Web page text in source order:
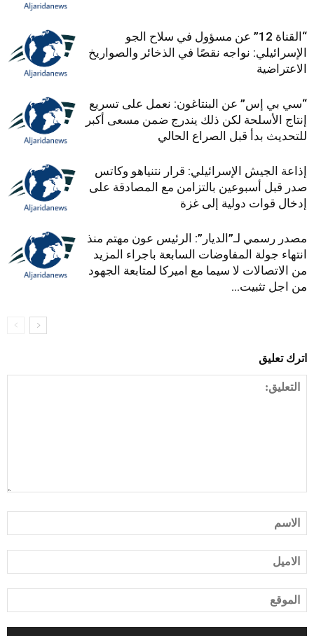
“القناة 12” عن مسؤول في سلاح الجو
الإسرائيلي: نواجه نقصًا في الذخائر والصواريخ
الاعتراضية
“سي بي إس” عن البنتاغون: نعمل على تسريع
إنتاج الأسلحة لكن ذلك يندرج ضمن مسعى أكبر
للتحديث بدأ قبل الصراع الحالي
إذاعة الجيش الإسرائيلي: قرار نتنياهو وكاتس
صدر قبل أسبوعين بالتزامن مع المصادقة على
إدخال قوات دولية إلى غزة
مصدر رسمي لـ”الديار”: الرئيس عون مهتم منذ
انتهاء جولة المفاوضات السابعة باجراء المزيد
من الاتصالات لا سيما مع اميركا لمتابعة الجهود
من اجل تثبيت...
اترك تعليق